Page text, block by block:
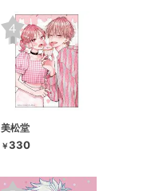
美松堂
￥330